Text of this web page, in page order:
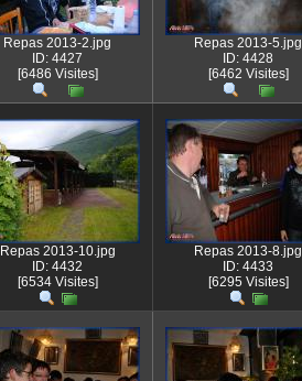
Repas 2013-2.jpg
ID: 4427
[6486 Visites]
Repas 2013-5.jpg
ID: 4428
[6462 Visites]
Repas 2013-10.jpg
ID: 4432
[6534 Visites]
Repas 2013-8.jpg
ID: 4433
[6295 Visites]